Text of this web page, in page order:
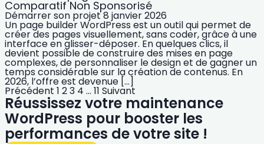
Comparatif Non Sponsorisé
Démarrer son projet8 janvier 2026
Un page builder WordPress est un outil qui permet de
créer des pages visuellement, sans coder, grâce à une
interface en glisser-déposer. En quelques clics, il
devient possible de construire des mises en page
complexes, de personnaliser le design et de gagner un
temps considérable sur la création de contenus. En
2026, l’offre est devenue […]
Précédent 1 23 4 … 11 Suivant
Réussissez votre maintenance
WordPress pour booster les
performances de votre site !